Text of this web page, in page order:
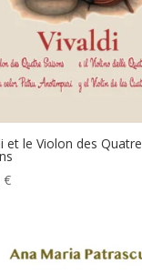
et le Violon des Quatre
€